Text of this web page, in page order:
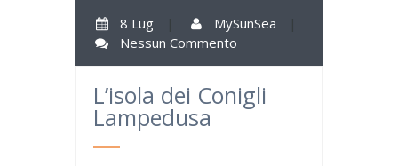
8 Lug MySunSea
Nessun Commento
L’isola dei Conigli
Lampedusa